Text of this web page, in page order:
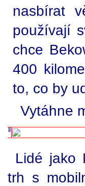
nasbírat
používají
chce
400
to, co by
Vytáhne
Lidé jako
trh s